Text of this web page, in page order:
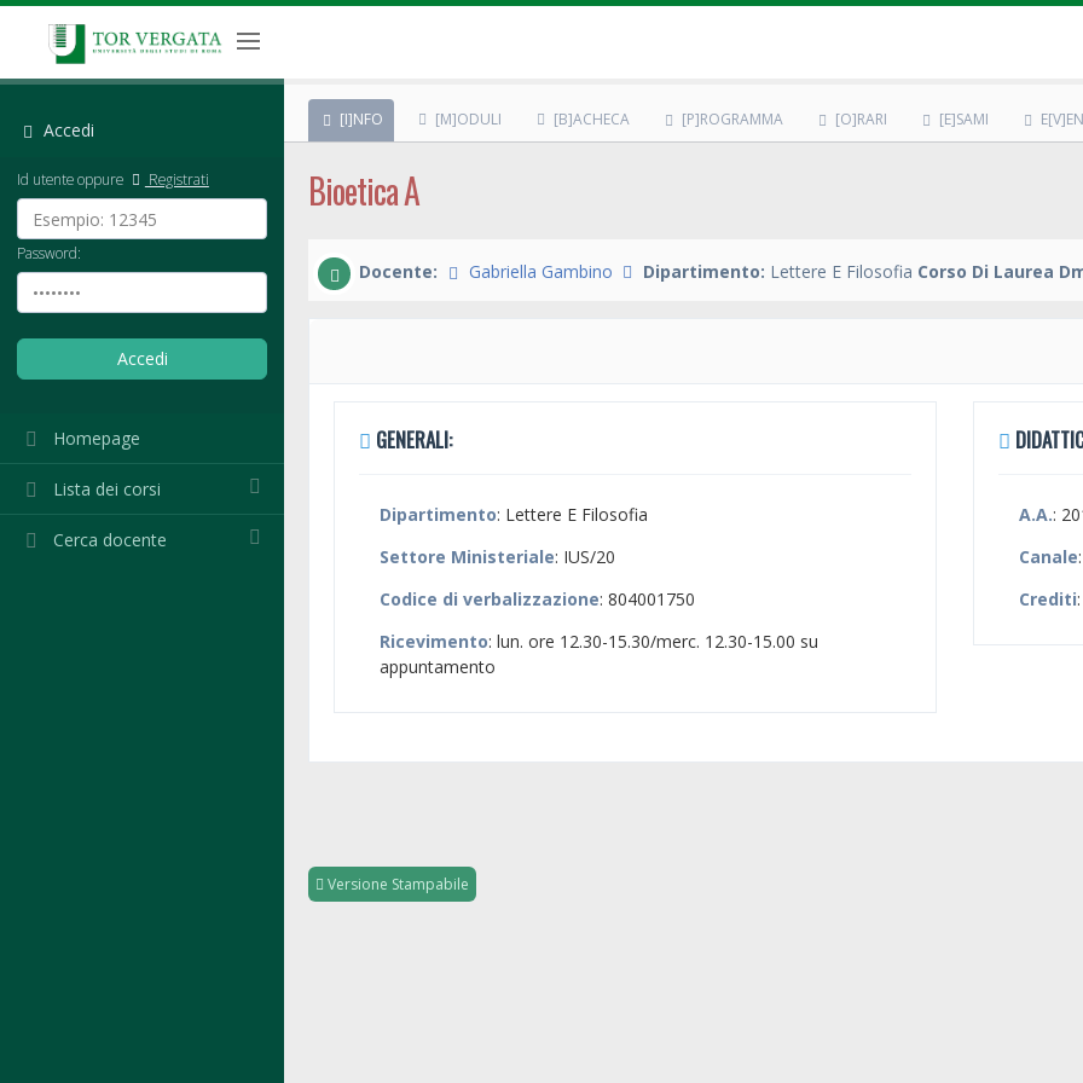
Accedi
Id utente oppure Registrati
Password:
Homepage
Lista dei corsi
Cerca docente
[I]NFO [M]ODULI [B]ACHECA [P]ROGRAMMA [O]RARI [E]SAMI
Bioetica A
Docente: Gabriella Gambino Dipartimento: Lettere E Filosofia Corso Di Laurea
GENERALI:
Dipartimento: Lettere E Filosofia
Settore Ministeriale: IUS/20
Codice di verbalizzazione: 804001750
Ricevimento: lun. ore 12.30-15.30/merc. 12.30-15.00 su
appuntamento
A.A.:
Canale
Crediti
Versione Stampabile